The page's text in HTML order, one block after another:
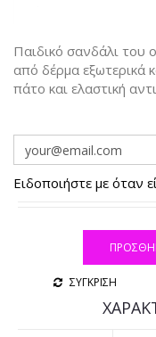
Παιδικό σανδάλι του
από δέρμα εξωτερικά
πάτο και ελαστική
Ειδοποιήστε με όταν
ΣΥΓΚΡΙΣΗ